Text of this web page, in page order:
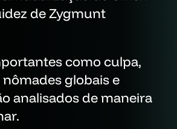
de Zygmunt
como culpa,
globais e
analisados de maneira